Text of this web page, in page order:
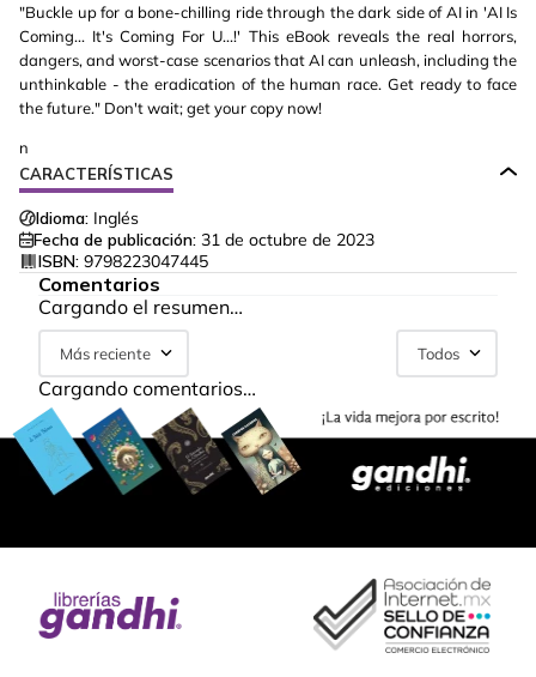
"Buckle up for a bone-chilling ride through the dark side of AI in 'AI Is
Coming... It's Coming For U...!' This eBook reveals the real horrors,
dangers, and worst-case scenarios that AI can unleash, including the
unthinkable - the eradication of the human race. Get ready to face
the future." Don't wait; get your copy now!
n
CARACTERÍSTICAS
Idioma: Inglés
Fecha de publicación: 31 de octubre de 2023
ISBN: 9798223047445
Comentarios
Cargando el resumen…
Más reciente Todos
Cargando comentarios…